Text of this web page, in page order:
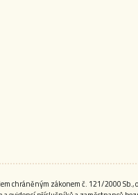
chráněným zákonem č. 121/2000 Sb.,